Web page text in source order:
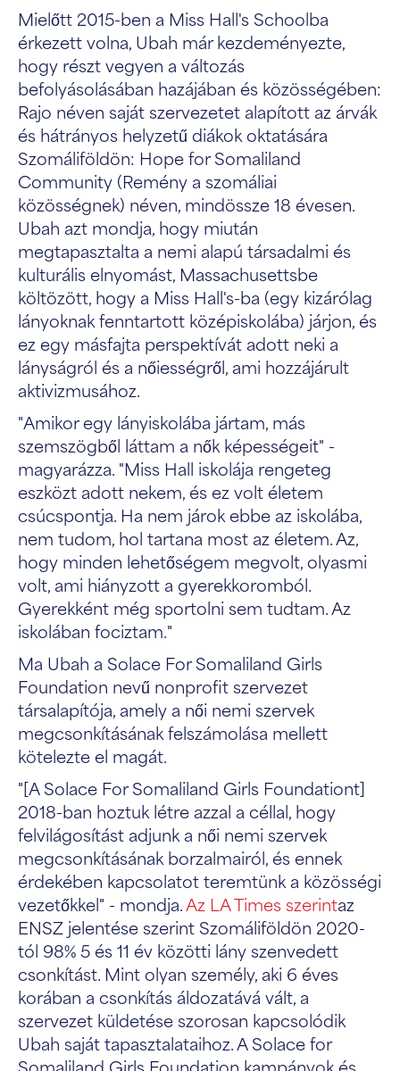
Mielőtt 2015-ben a Miss Hall's Schoolba
érkezett volna, Ubah már kezdeményezte,
hogy részt vegyen a változás
befolyásolásában hazájában és közösségében:
Rajo néven saját szervezetet alapított az árvák
és hátrányos helyzetű diákok oktatására
Szomáliföldön: Hope for Somaliland
Community (Remény a szomáliai
közösségnek) néven, mindössze 18 évesen.
Ubah azt mondja, hogy miután
megtapasztalta a nemi alapú társadalmi és
kulturális elnyomást, Massachusettsbe
költözött, hogy a Miss Hall's-ba (egy kizárólag
lányoknak fenntartott középiskolába) járjon, és
ez egy másfajta perspektívát adott neki a
lányságról és a nőiességről, ami hozzájárult
aktivizmusához.
"Amikor egy lányiskolába jártam, más
szemszögből láttam a nők képességeit" -
magyarázza. "Miss Hall iskolája rengeteg
eszközt adott nekem, és ez volt életem
csúcspontja. Ha nem járok ebbe az iskolába,
nem tudom, hol tartana most az életem. Az,
hogy minden lehetőségem megvolt, olyasmi
volt, ami hiányzott a gyerekkoromból.
Gyerekként még sportolni sem tudtam. Az
iskolában fociztam."
Ma Ubah a Solace For Somaliland Girls
Foundation nevű nonprofit szervezet
társalapítója, amely a női nemi szervek
megcsonkításának felszámolása mellett
kötelezte el magát.
"[A Solace For Somaliland Girls Foundationt]
2018-ban hoztuk létre azzal a céllal, hogy
felvilágosítást adjunk a női nemi szervek
megcsonkításának borzalmairól, és ennek
érdekében kapcsolatot teremtünk a közösségi
vezetőkkel" - mondja.Az LA Times szerintaz
ENSZ jelentése szerint Szomáliföldön 2020-
tól 98% 5 és 11 év közötti lány szenvedett
csonkítást. Mint olyan személy, aki 6 éves
korában a csonkítás áldozatává vált, a
szervezet küldetése szorosan kapcsolódik
Ubah saját tapasztalataihoz. A Solace for